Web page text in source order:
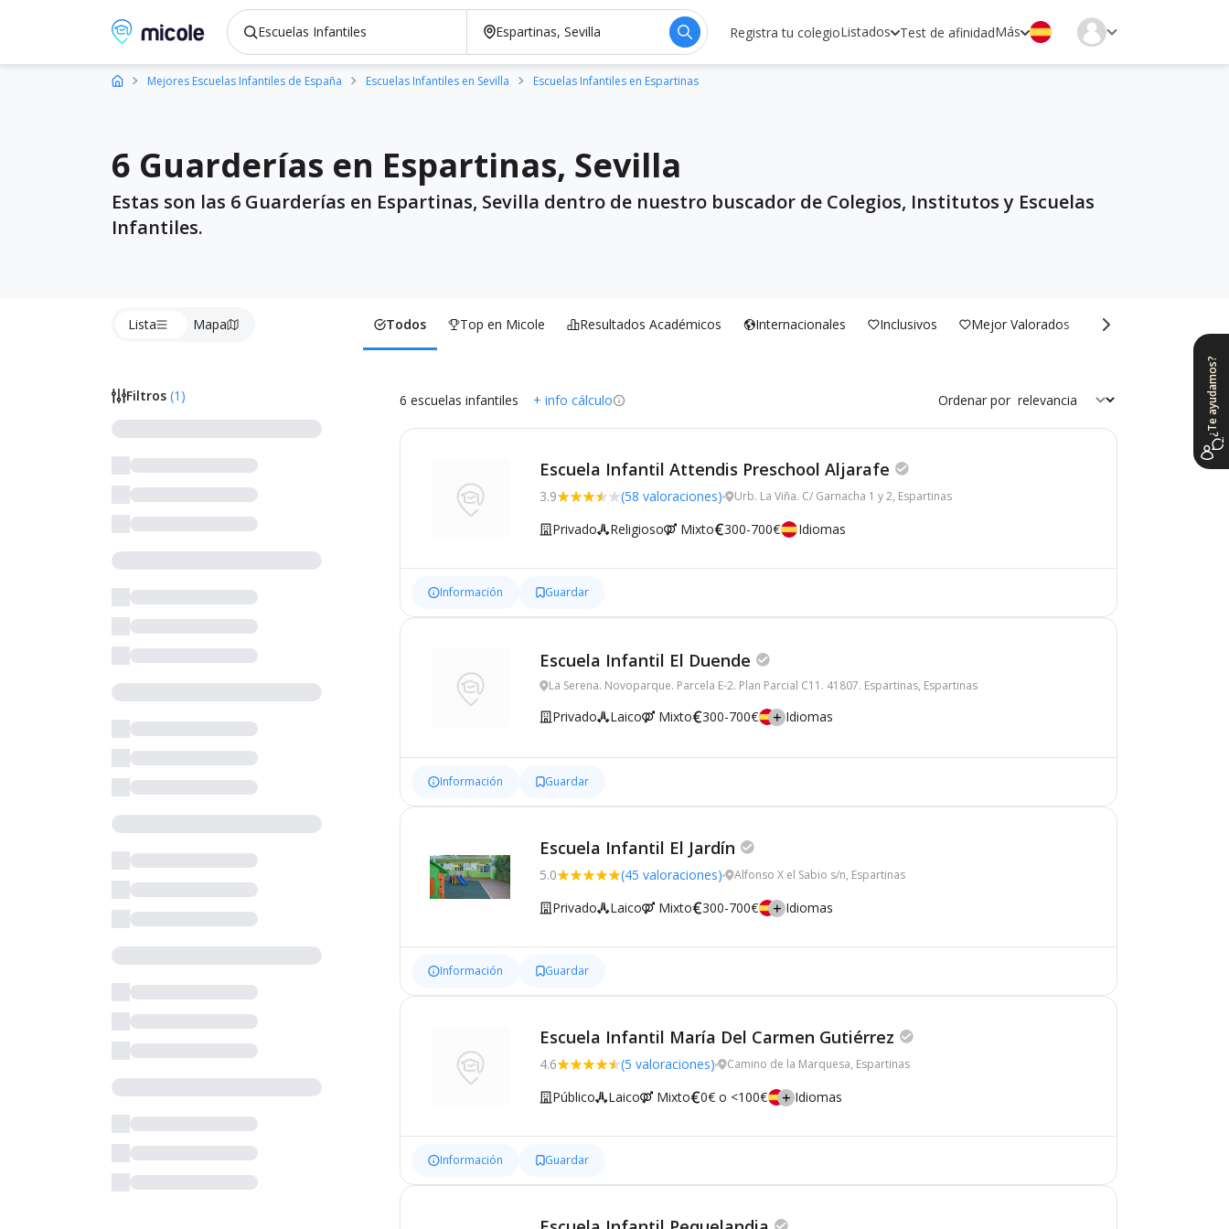
Micole, buscador de colegios Registra tu colegioListados Test de afinidadMás
Mejores Escuelas Infantiles de España Escuelas Infantiles en Sevilla Escuelas Infantiles en Espartinas
6 Guarderías en Espartinas, Sevilla
Estas son las 6 Guarderías en Espartinas, Sevilla dentro de nuestro buscador de Colegios, Institutos y Escuelas
Infantiles.
Lista Mapa Todos Top en Micole Resultados Académicos Internacionales Inclusivos Mejor Valorados Bilingües
Filtros (1 ) 6 escuelas infantiles + info cálculo Ordenar por
Escuela Infantil Attendis Preschool Aljarafe
3.9 (58 valoraciones) Urb. La Viña. C/ Garnacha 1 y 2, Espartinas
Privado Religioso Mixto 300-700€ Idiomas
Información Guardar
Escuela Infantil El Duende
La Serena. Novoparque. Parcela E-2. Plan Parcial C11. 41807. Espartinas, Espartinas
Privado Laico Mixto 300-700€ Idiomas
Información Guardar
Escuela Infantil El Jardín
5.0 (45 valoraciones) Alfonso X el Sabio s/n, Espartinas
Privado Laico Mixto 300-700€ Idiomas
Información Guardar
Escuela Infantil María Del Carmen Gutiérrez
4.6 (5 valoraciones) Camino de la Marquesa, Espartinas
Público Laico Mixto 0€ o <100€ Idiomas
Información Guardar
¿Te ayudamos?